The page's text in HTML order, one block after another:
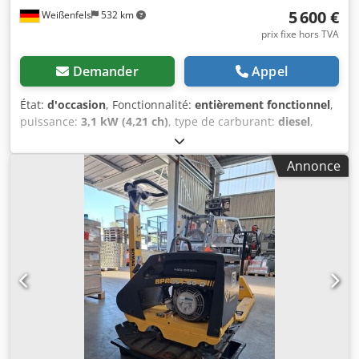
et opérateurs de matériel – facilement accessibles sur
Weißenfels 532 km 5 600 €
prix fixe hors TVA
Demander Appel
État: d'occasion, Fonctionnalité: entièrement fonctionnel,
puissance: 3,1 kW (4,21 ch), type de carburant: diesel,
205 kg
2022, numéro de machine/véhicule:2476268, Bomag BPR
35/60 D Données techniques : Année de construction :
2022 Dimensions (L x l x H) : 1,51 m x 0,60 m x 0,69 m Poids
: 205 kg Hauteur de passage : 0,68 m Vitesse de travail
maximale : 27 m/min Pente maximale (selon le sol) : 32 %
Marque du moteur, type : Hatz 1B20 Refroidissement : Air
Puissance : 3,1 kW Régime : 3000 min⁻¹ Type
d’entraînement : mécanique Carburant : Diesel
Contenance du réservoir : 3,0 l Force centrifuge : 35 kN
Fréquence de vibration : 80 Hz Rendement (m³/h) aux
épaisseurs de couche recommandées en terrassement :
Gravier/Sable : 21-30 Sol mixte : 17-24 Chsdpsy Uhpiofx
Annonce